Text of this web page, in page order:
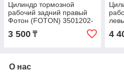
Цилиндр тормозной
рабочий задний правый
Фотон (FOTON) 3501202-
HF324(FTL)
3 500 ₸ 4
О нас